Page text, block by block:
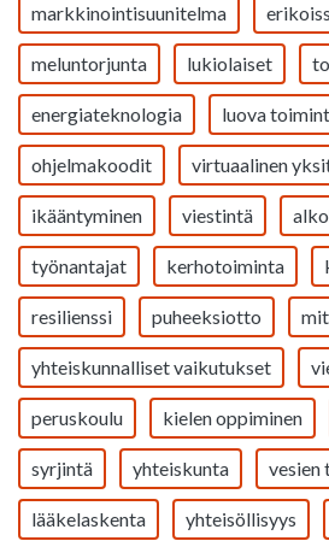
markkinointisuunitelma
meluntorjunta lukiolaiset
energiateknologia luova
ohjelmakoodit virtuaalinen
ikääntyminen viestintä
työnantajat kerhotoiminta
resilienssi puheeksiotto
yhteiskunnalliset vaikutukset
peruskoulu kielen oppiminen
syrjintä yhteiskunta vesien
lääkelaskenta yhteisöllisyys